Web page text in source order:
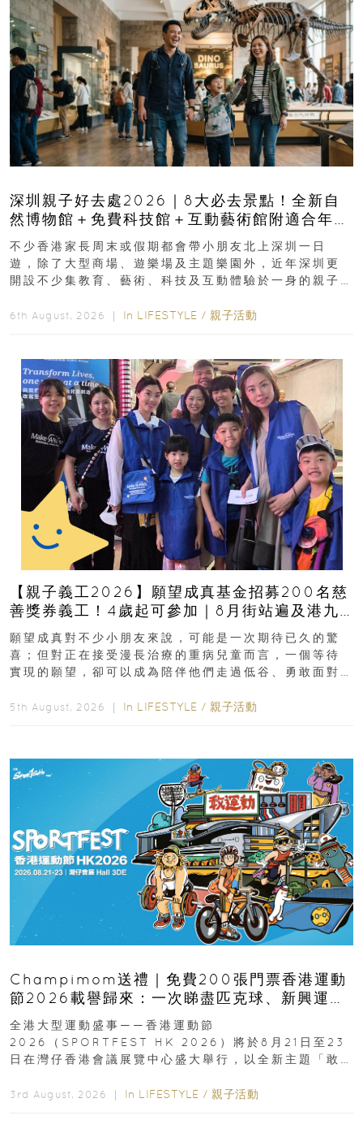
深圳親子好去處2026｜8大必去景點！全新自
然博物館＋免費科技館＋互動藝術館附適合年
齡、交通、門票、開放時間
不少香港家長周末或假期都會帶小朋友北上深圳一日
遊，除了大型商場、遊樂場及主題樂園外，近年深圳更
開設不少集教育、藝術、科技及互動體驗於一身的親子
6th August, 2026 ｜ In LIFESTYLE / 親子活動
【親子義工2026】願望成真基金招募200名慈
善獎券義工！4歲起可參加｜8月街站遍及港九
新界
願望成真對不少小朋友來說，可能是一次期待已久的驚
喜；但對正在接受漫長治療的重病兒童而言，一個等待
實現的願望，卻可以成為陪伴他們走過低谷、勇敢面對
5th August, 2026 ｜ In LIFESTYLE / 親子活動
Champimom送禮｜免費200張門票香港運動
節2026載譽歸來：一次睇盡匹克球、新興運
動、街舞比賽＋逾百運動品牌展覽
全港大型運動盛事——香港運動節
2026（SPORTFEST HK 2026）將於8月21日至23
日在灣仔香港會議展覽中心盛大舉行，以全新主題「敢
3rd August, 2026 ｜ In LIFESTYLE / 親子活動